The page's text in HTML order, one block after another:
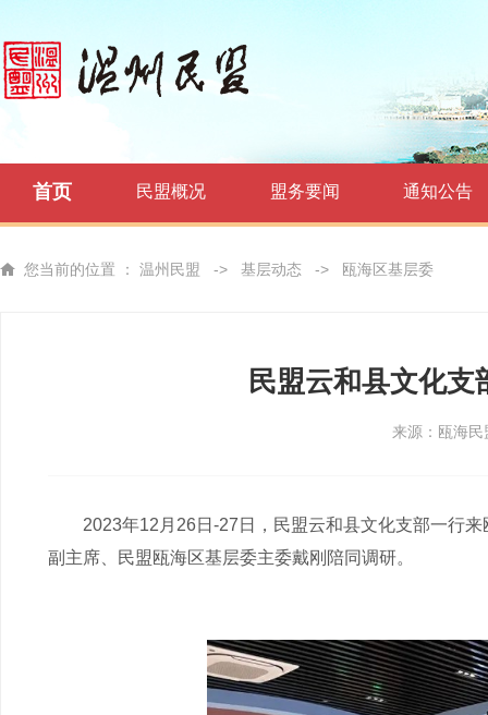
首页 民盟概况 盟务要闻 通知公告
您当前的位置 ： 温州民盟 -> 基层动态 -> 瓯海区基层委
民盟云和县文化支
来源：瓯海民
2023年12月26日-27日，民盟云和县文化支部一行来
副主席、民盟瓯海区基层委主委戴刚陪同调研。